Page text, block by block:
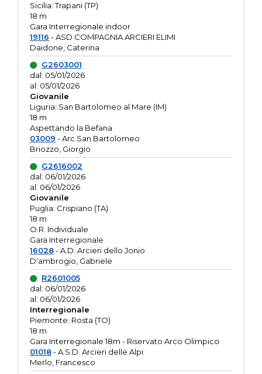
Sicilia: Trapani (TP)
18 m
Gara Interregionale indoor
19116 - ASD COMPAGNIA ARCIERI ELIMI
Daidone, Caterina
G2603001
dal: 05/01/2026
al: 05/01/2026
Giovanile
Liguria: San Bartolomeo al Mare (IM)
18 m
Aspettando la Befana
03009 - Arc.San Bartolomeo
Briozzo, Giorgio
G2616002
dal: 06/01/2026
al: 06/01/2026
Giovanile
Puglia: Crispiano (TA)
18 m
O.R. Individuale
Gara Interregionale
16028- A.D. Arcieri dello Jonio
D'ambrogio, Gabriele
R2601005
dal: 06/01/2026
al: 06/01/2026
Interregionale
Piemonte: Rosta (TO)
18 m
Gara Interregionale 18m - Riservato Arco Olimpico
01018- A.S.D. Arcieri delle Alpi
Merlo, Francesco